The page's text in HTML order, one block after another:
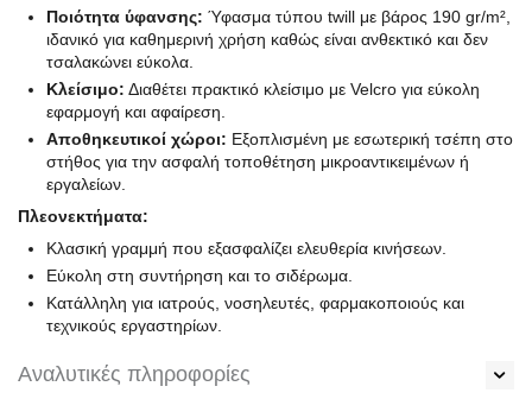
Ποιότητα ύφανσης: Ύφασμα τύπου twill με βάρος 190 gr/m²,
ιδανικό για καθημερινή χρήση καθώς είναι ανθεκτικό και δεν
τσαλακώνει εύκολα.
Κλείσιμο: Διαθέτει πρακτικό κλείσιμο με Velcro για εύκολη
εφαρμογή και αφαίρεση.
Αποθηκευτικοί χώροι: Εξοπλισμένη με εσωτερική τσέπη στο
στήθος για την ασφαλή τοποθέτηση μικροαντικειμένων ή
εργαλείων.
Πλεονεκτήματα:
Κλασική γραμμή που εξασφαλίζει ελευθερία κινήσεων.
Εύκολη στη συντήρηση και το σιδέρωμα.
Κατάλληλη για ιατρούς, νοσηλευτές, φαρμακοποιούς και
τεχνικούς εργαστηρίων.
Αναλυτικές πληροφορίες